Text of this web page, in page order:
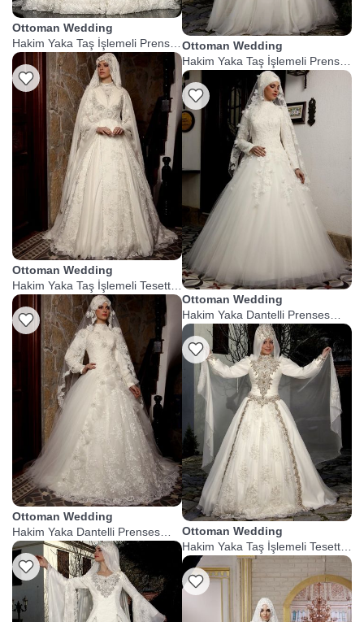
Ottoman Wedding
Hakim Yaka Taş İşlemeli Prenses
Gelinlik
Ottoman Wedding
Hakim Yaka Taş İşlemeli Tesettür
Gelinlik
Ottoman Wedding
Hakim Yaka Dantelli Prenses
Tesettür Gelinlik
Ottoman Wedding
Hakim Yaka Taş İşlemeli Prenses
Gelinlik
Ottoman Wedding
Hakim Yaka Dantelli Prenses
Tesettür Gelinlik
Ottoman Wedding
Hakim Yaka Taş İşlemeli Tesettür
Prenses Gelinlik